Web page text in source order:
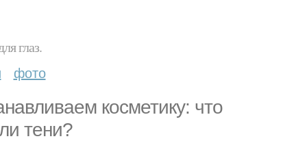
глаз.
фото
косметику: что
тени?